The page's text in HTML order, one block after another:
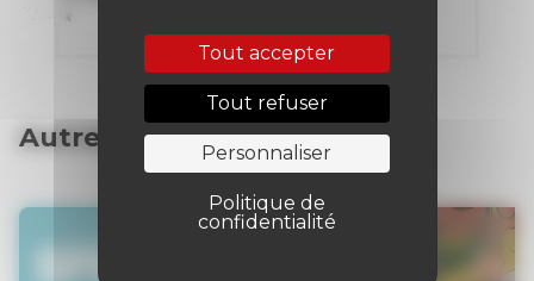
Tout accepter
Tout refuser
Personnaliser
Politique de
confidentialité
Autres articles